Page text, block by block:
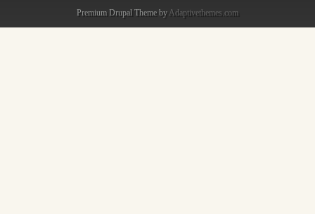
Premium Drupal Theme by Adaptivethemes.com